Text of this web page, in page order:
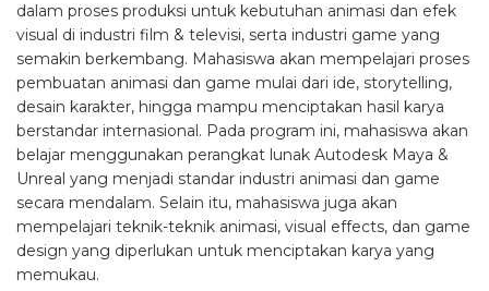
dalam proses produksi untuk kebutuhan animasi dan efek
visual di industri film & televisi, serta industri game yang
semakin berkembang. Mahasiswa akan mempelajari proses
pembuatan animasi dan game mulai dari ide, storytelling,
desain karakter, hingga mampu menciptakan hasil karya
berstandar internasional. Pada program ini, mahasiswa akan
belajar menggunakan perangkat lunak Autodesk Maya &
Unreal yang menjadi standar industri animasi dan game
secara mendalam. Selain itu, mahasiswa juga akan
mempelajari teknik-teknik animasi, visual effects, dan game
design yang diperlukan untuk menciptakan karya yang
memukau.